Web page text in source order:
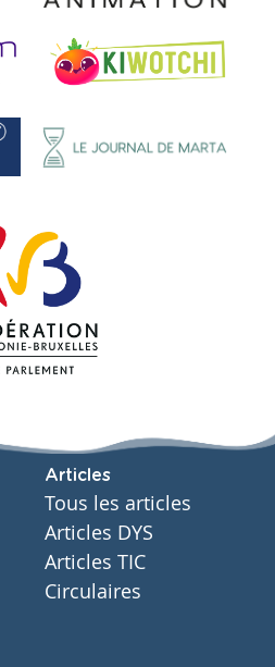
Articles
Tous les articles
Articles DYS
Articles TIC
Circulaires